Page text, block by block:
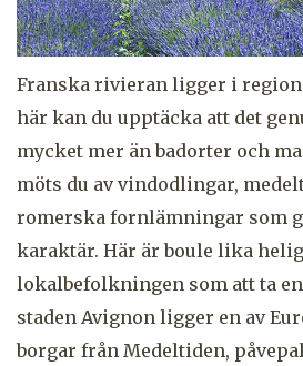
Franska rivieran ligger i
här kan du upptäcka att det
mycket mer än badorter och
möts du av vindodlingar,
romerska fornlämningar som
karaktär. Här är boule lika
lokalbefolkningen som att ta
staden Avignon ligger en av
borgar från Medeltiden,